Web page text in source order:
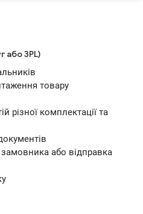
або 3PL)
товару
різної комплектації та
або відправка